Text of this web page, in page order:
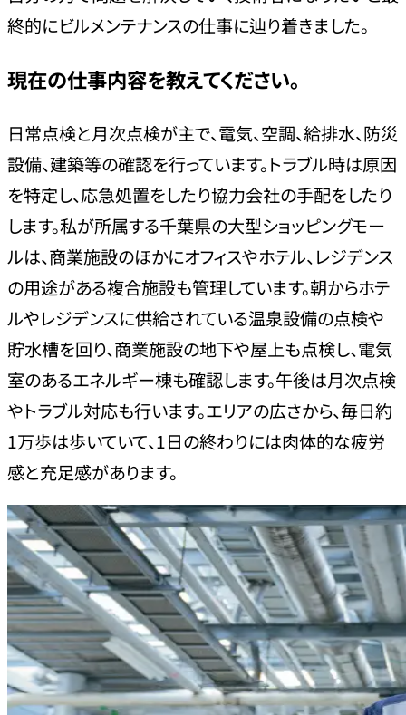
終的にビルメンテナンスの仕事に辿り着きました。
現在の仕事内容を教えてください。
日常点検と月次点検が主で、電気、空調、給排水、防災
設備、建築等の確認を行っています。トラブル時は原因
を特定し、応急処置をしたり協力会社の手配をしたり
します。私が所属する千葉県の大型ショッピングモー
ルは、商業施設のほかにオフィスやホテル、レジデンス
の用途がある複合施設も管理しています。朝からホテ
ルやレジデンスに供給されている温泉設備の点検や
貯水槽を回り、商業施設の地下や屋上も点検し、電気
室のあるエネルギー棟も確認します。午後は月次点検
やトラブル対応も行います。エリアの広さから、毎日約
1万歩は歩いていて、1日の終わりには肉体的な疲労
感と充足感があります。